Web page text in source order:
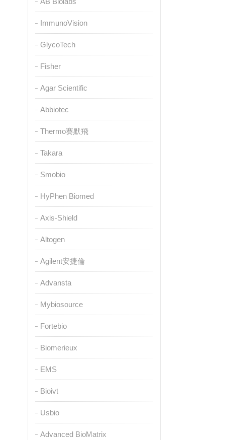
ImmunoVision
GlycoTech
Fisher
Agar Scientific
Abbiotec
Thermo賽默飛
Takara
Smobio
HyPhen Biomed
Axis-Shield
Altogen
Agilent安捷倫
Advansta
Mybiosource
Fortebio
Biomerieux
EMS
Bioivt
Usbio
Advanced BioMatrix